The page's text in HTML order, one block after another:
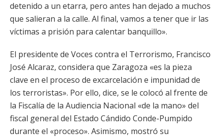
detenido a un etarra, pero antes han dejado a muchos
que salieran a la calle. Al final, vamos a tener que ir las
víctimas a prisión para calentar banquillo».
El presidente de Voces contra el Terrorismo, Francisco
José Alcaraz, considera que Zaragoza «es la pieza
clave en el proceso de excarcelación e impunidad de
los terroristas». Por ello, dice, se le colocó al frente de
la Fiscalía de la Audiencia Nacional «de la mano» del
fiscal general del Estado Cándido Conde-Pumpido
durante el «proceso». Asimismo, mostró su